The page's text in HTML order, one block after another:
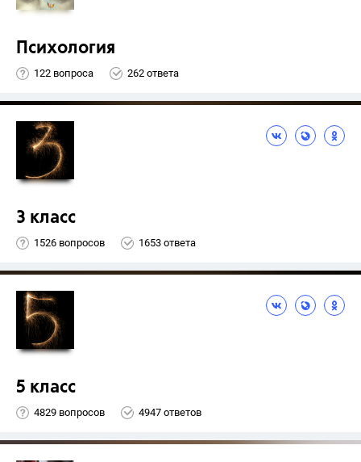
Психология
122 вопроса 262 ответа
3 класс
1526 вопросов 1653 ответа
5 класс
4829 вопросов 4947 ответов